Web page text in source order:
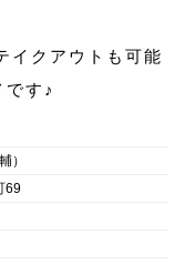
イクアウトも可能
す♪
）
69